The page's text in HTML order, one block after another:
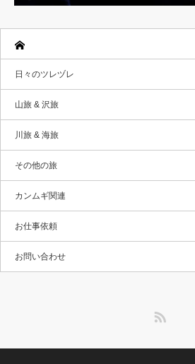
日々のツレヅレ
山旅 & 沢旅
川旅 & 海旅
その他の旅
カンムギ関連
お仕事依頼
お問い合わせ